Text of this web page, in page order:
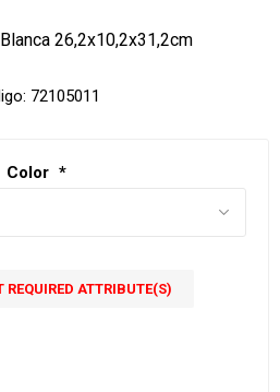
26,2x10,2x31,2cm
72105011
Color *
REQUIRED ATTRIBUTE(S)